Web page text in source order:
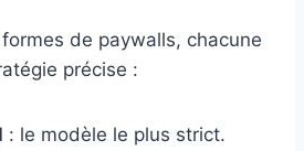
de paywalls, chacune
précise :
: le modèle le plus strict.